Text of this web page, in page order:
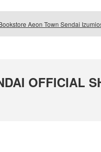
Aeon Town Sendai
OFFICIAL